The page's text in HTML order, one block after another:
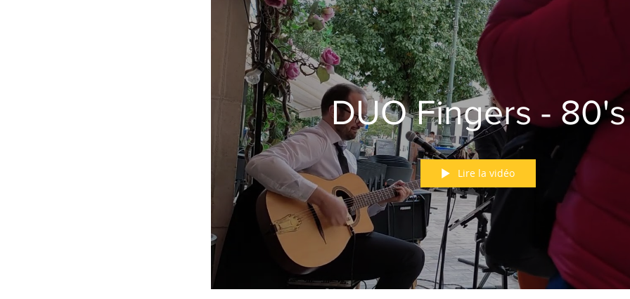
DUO Fingers - 80's
Lire la vidéo